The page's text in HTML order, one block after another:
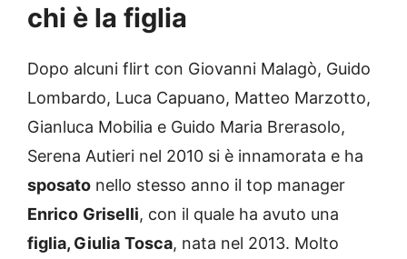
chi è la figlia
Dopo alcuni flirt con Giovanni Malagò, Guido
Lombardo, Luca Capuano, Matteo Marzotto,
Gianluca Mobilia e Guido Maria Brerasolo,
Serena Autieri nel 2010 si è innamorata e ha
sposato nello stesso anno il top manager
Enrico Griselli, con il quale ha avuto una
figlia, Giulia Tosca, nata nel 2013. Molto